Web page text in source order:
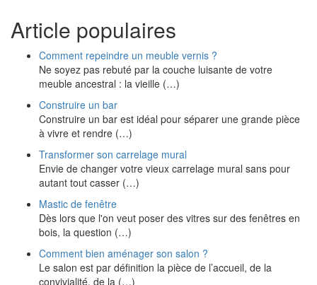
Article populaires
Comment repeindre un meuble vernis ?
Ne soyez pas rebuté par la couche luisante de votre
meuble ancestral : la vieille (…)
Construire un bar
Construire un bar est idéal pour séparer une grande pièce
à vivre et rendre (…)
Transformer son carrelage mural
Envie de changer votre vieux carrelage mural sans pour
autant tout casser (…)
Mastic de fenêtre
Dès lors que l'on veut poser des vitres sur des fenêtres en
bois, la question (…)
Comment bien aménager son salon ?
Le salon est par définition la pièce de l’accueil, de la
convivialité, de la (…)